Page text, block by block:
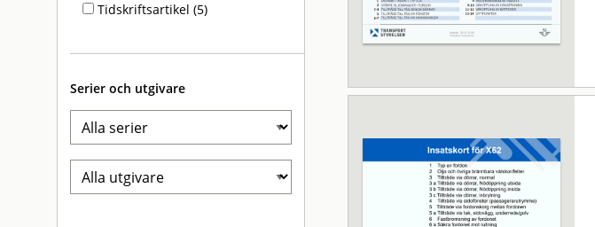
Tidskriftsartikel (5)
Serier och utgivare